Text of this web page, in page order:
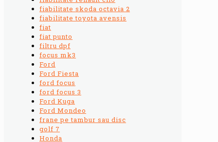
fiabilitate skoda octavia 2
fiabilitate toyota avensis
fiat
fiat punto
filtru dpf
focus mk3
Ford
Ford Fiesta
ford focus
ford focus 3
Ford Kuga
Ford Mondeo
frane pe tambur sau disc
golf 7
Honda